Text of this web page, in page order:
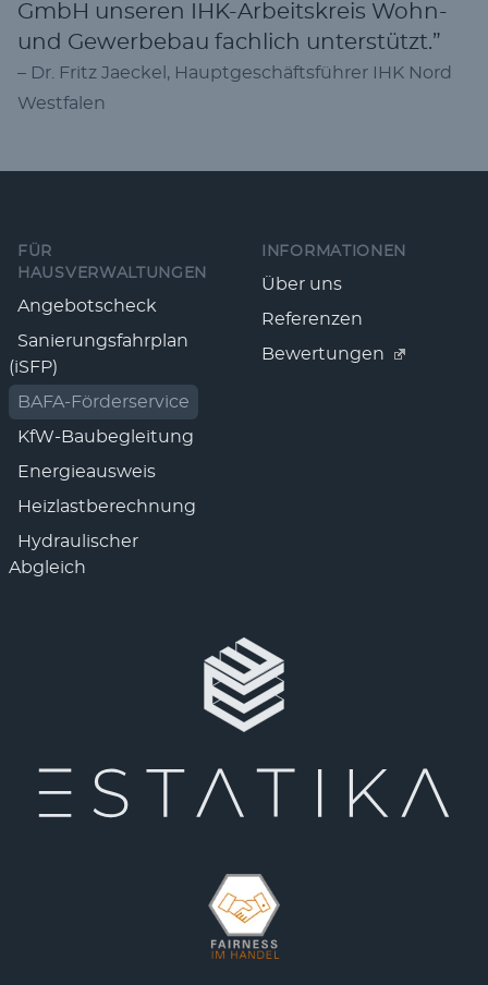
GmbH unse­ren IHK-Arbeits­kreis Wohn-
und Gewer­be­bau fach­lich unterstützt.”
– Dr. Fritz Jae­ckel, Haupt­ge­schäfts­füh­rer IHK Nord
Westfalen
FÜR
HAUSVERWALTUNGEN
Angebotscheck
Sanierungsfahrplan
(iSFP)
BAFA-Förderservice
KfW-Baubegleitung
Energieausweis
Heizlastberechnung
Hydraulischer
Abgleich
INFORMATIONEN
Über uns
Referenzen
Bewertungen